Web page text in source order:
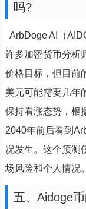
吗?
ArbDoge AI（
许多加密货币分析
价格目标，但目前
美元可能需要几年
保持看涨态势，根
2040年前后看到
况发生。这个预测
场风险和个人情况。
五、Aidoge